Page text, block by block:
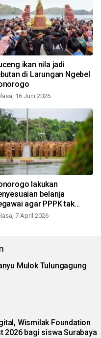
ikan nila jadi
di Larungan Ngebel
16 Juni 2026
lakukan
belanja
agar PPPK tak
7 April 2026
Mulok Tulungagung
Wismilak Foundation
2026 bagi siswa Surabaya